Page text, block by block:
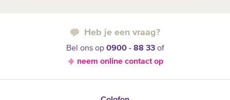
Heb je een vraag?
Bel ons op 0900 - 88 33of
neem online contact op